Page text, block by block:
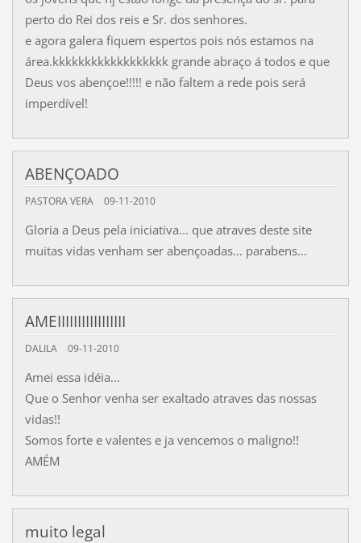
perto do Rei dos reis e Sr. dos senhores.
e agora galera fiquem espertos pois nós estamos na
área.kkkkkkkkkkkkkkkkkk grande abraço á todos e que
Deus vos abençoe!!!!! e não faltem a rede pois será
imperdível!
ABENÇOADO
PASTORA VERA 09-11-2010
Gloria a Deus pela iniciativa... que atraves deste site
muitas vidas venham ser abençoadas... parabens...
AMEIIIIIIIIIIIIIIIII
DALILA 09-11-2010
Amei essa idéia...
Que o Senhor venha ser exaltado atraves das nossas
vidas!!
Somos forte e valentes e ja vencemos o maligno!!
AMÉM
muito legal